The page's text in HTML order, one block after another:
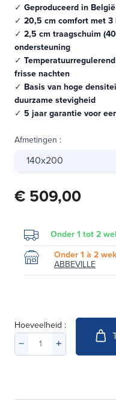
✓ Geproduceerd in
✓ 20,5 cm comfort met
✓ 2,5 cm traagschuim
ondersteuning
✓
frisse nachten
✓ Basis van hoge
duurzame stevigheid
✓ 5 jaar garantie voor
Afmetingen :
140x200
€ 509,00
Onder 1 tot 2
Onder 1 à 2
ABBEVILLE
Hoeveelheid :